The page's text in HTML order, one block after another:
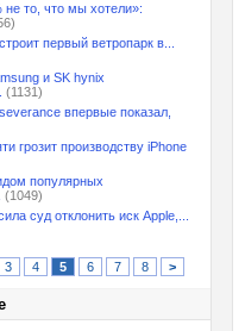
не то, что мы хотели»:
первый ветропарк в...
и SK hynix
(1131)
впервые показал,
грозит производству iPhone
популярных
(1049)
суд отклонить иск Apple,...
3 4 5 6 7 8 >